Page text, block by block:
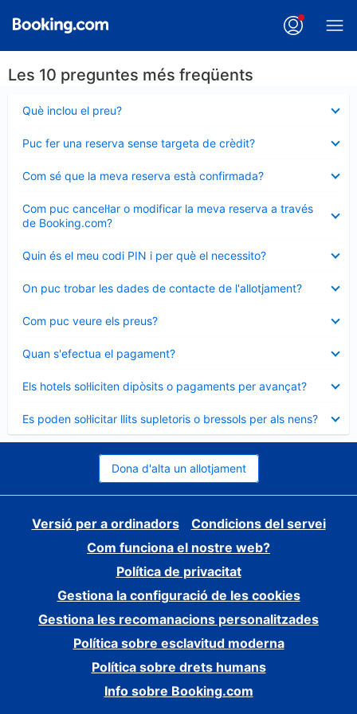
Les 10 preguntes més freqüents
Què inclou el preu?
tancat
Puc fer una reserva sense targeta de crèdit?
tancat
Com sé que la meva reserva està confirmada?
tancat
Com puc cancel·lar o modificar la meva reserva a través
de Booking.com?
tancat
Quin és el meu codi PIN i per què el necessito?
tancat
On puc trobar les dades de contacte de l'allotjament?
tancat
Com puc veure els preus?
tancat
Quan s'efectua el pagament?
tancat
Els hotels sol·liciten dipòsits o pagaments per avançat?
tancat
Es poden sol·licitar llits supletoris o bressols per als nens?
tancat
Dona d'alta un allotjament
Versió per a ordinadors
Condicions del servei
Com funciona el nostre web?
Política de privacitat
Gestiona la configuració de les cookies
Gestiona les recomanacions personalitzades
Política sobre esclavitud moderna
Política sobre drets humans
Info sobre Booking.com